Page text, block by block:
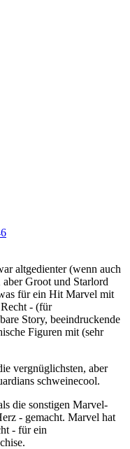
altgedienter (wenn auch
Groot und Starlord
für ein Hit Marvel mit
- (für
Story, beeindruckende
Figuren mit (sehr
vergnüglichsten, aber
schweinecool.
die sonstigen Marvel-
- gemacht. Marvel hat
- für ein